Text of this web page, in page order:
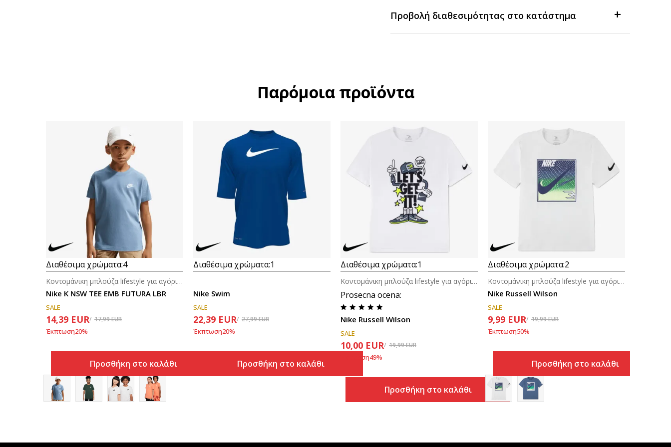
Προβολή διαθεσιμότητας στο κατάστημα
Παρόμοια προϊόντα
Διαθέσιμα χρώματα:4
Nike K NSW TEE EMB FUTURA LBR
Κοντομάνικη μπλούζα lifestyle για αγόρια (8-14ε.)
SALE
14,39 EUR 17,99EUR
Έκπτωση20%
Προσθήκη στο καλάθι
Διαθέσιμα χρώματα:1
Nike Swim
SALE
22,39 EUR 27,99EUR
Έκπτωση20%
Προσθήκη στο καλάθι
Διαθέσιμα χρώματα:1
Prosecna ocena:
Nike Russell Wilson
Κοντομάνικη μπλούζα lifestyle για αγόρια (8-14ε.)
SALE
10,00 EUR 19,99EUR
Έκπτωση49%
Προσθήκη στο καλάθι
Διαθέσιμα χρώματα:2
Nike Russell Wilson
Κοντομάνικη μπλούζα lifestyle για αγόρια (8-14ε.)
SALE
9,99 EUR 19,99EUR
Έκπτωση50%
Προσθήκη στο καλάθι